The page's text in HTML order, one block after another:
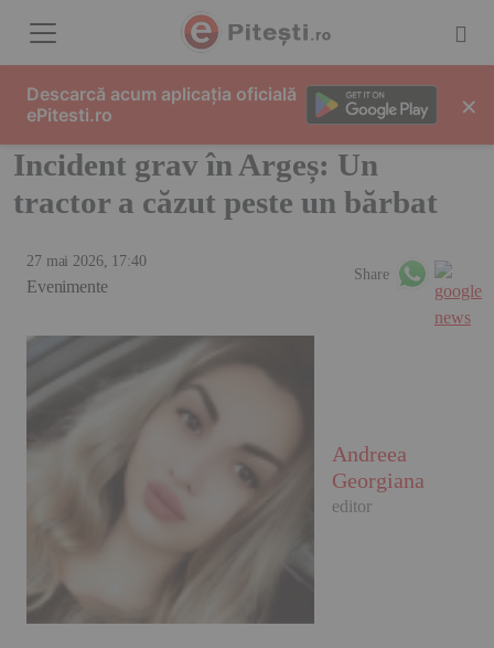
Incident grav în Argeș: Un
tractor a căzut peste un bărbat
27 mai 2026, 17:40
Evenimente
Share
Andreea
Georgiana
editor
Descarcă acum aplicația oficială
ePitesti.ro
×